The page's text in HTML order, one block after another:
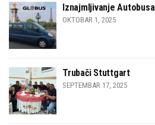
Iznajmljivanje Autobusa
OKTOBAR 1, 2025
Trubači Stuttgart
SEPTEMBAR 17, 2025